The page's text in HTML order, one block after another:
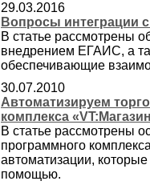
29.03.2016
Вопросы интеграции
В статье рассмотрены
внедрением ЕГАИС, а
обеспечивающие
30.07.2010
Автоматизируем
комплекса
В статье рассмотрены
программного
автоматизации,
помощью.